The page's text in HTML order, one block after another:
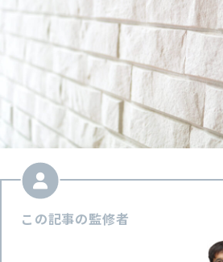
この記事の監修者